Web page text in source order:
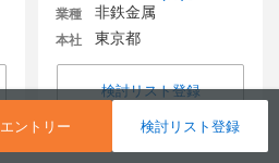
エントリー 検討リスト登録
業種 非鉄金属
本社 東京都
検討リスト登録